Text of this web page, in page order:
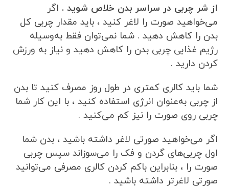
از شر چربی‌ در سراسر بدن خلاص شوید . اگر
می‌خواهید صورت را لاغر کنید ، باید مقدار چربی کل
بدن را کاهش دهید . شما نمی‌توان فقط به‌وسیله
رژیم غذایی چربی بدن را کاهش دهید و نیاز به ورزش
کردن دارید .
شما باید کالری کمتری در طول روز مصرف کنید تا بدن
از چربی به‌عنوان انرژی استفاده کنید ، با این کار شما
چربی روی صورت را نیز کم می‌کنید .
اگر می‌خواهید صورتی لاغر داشته باشید ، بدن شما
اول چربی‌های گردن و فک را می‌سوزاند سپس چربی
صورت را ، بنابراین باکم کردن کالری مصرفی می‌توانید
صورتی لاغرتر داشته باشید .